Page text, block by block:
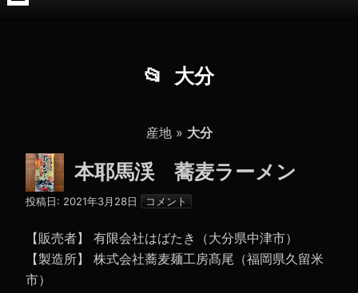
大分
産地» 大分
本耶馬渓 蕎麦ラーメン
投稿日: 2021年3月28日 コメント
【販売者】 有限会社はばたき（大分県中津市）
【製造所】 株式会社蕎麦麺工房髙尾（福岡県久留米
市）